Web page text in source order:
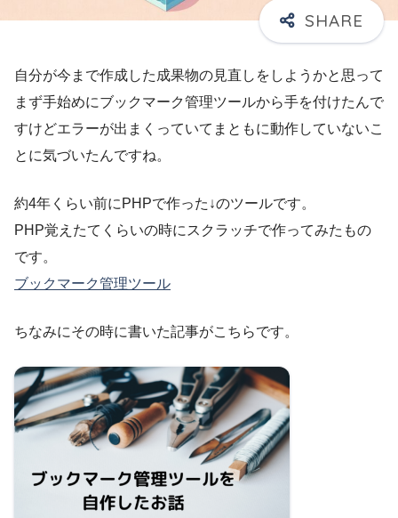
自分が今まで作成した成果物の見直しをしようかと思って
まず手始めにブックマーク管理ツールから手を付けたんで
すけどエラーが出まくっていてまともに動作していないこ
とに気づいたんですね。
約4年くらい前にPHPで作った↓のツールです。
PHP覚えたてくらいの時にスクラッチで作ってみたもの
です。
ブックマーク管理ツール
ちなみにその時に書いた記事がこちらです。